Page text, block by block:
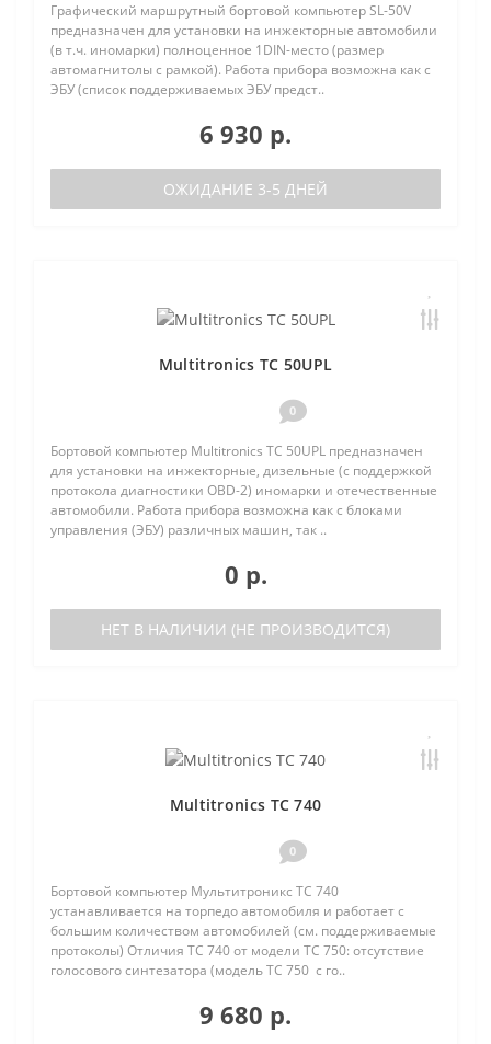
Графический маршрутный бортовой компьютер SL-50V
предназначен для установки на инжекторные автомобили
(в т.ч. иномарки) полноценное 1DIN-место (размер
автомагнитолы с рамкой). Работа прибора возможна как с
ЭБУ (список поддерживаемых ЭБУ предст..
6 930 р.
ОЖИДАНИЕ 3-5 ДНЕЙ
Multitronics TC 50UPL
0
Бортовой компьютер Multitronics TC 50UPL предназначен
для установки на инжекторные, дизельные (с поддержкой
протокола диагностики OBD-2) иномарки и отечественные
автомобили. Работа прибора возможна как с блоками
управления (ЭБУ) различных машин, так ..
0 р.
НЕТ В НАЛИЧИИ (НЕ ПРОИЗВОДИТСЯ)
Multitronics TC 740
0
Бортовой компьютер Мультитроникс TC 740
устанавливается на торпедо автомобиля и работает с
большим количеством автомобилей (см. поддерживаемые
протоколы) Отличия TC 740 от модели TC 750: отсутствие
голосового синтезатора (модель TC 750 с го..
9 680 р.